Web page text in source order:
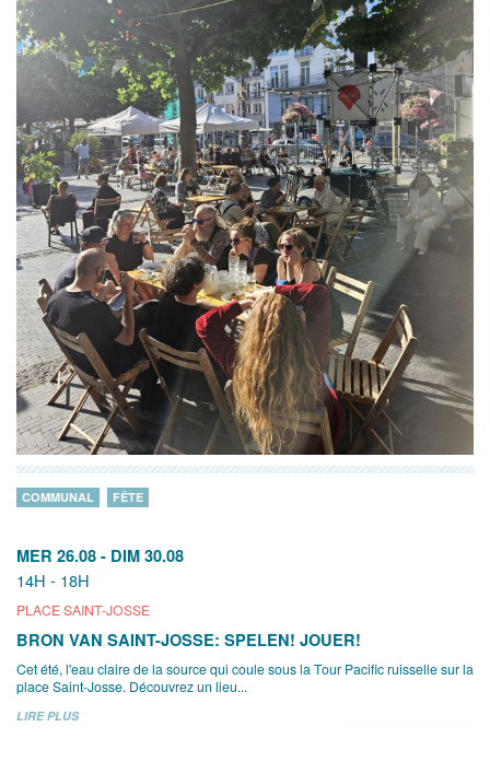
MER 26.08 - DIM 30.08
14H - 18H
PLACE SAINT-JOSSE
COMMUNAL FÊTE
BRON VAN SAINT-JOSSE: SPELEN! JOUER!
Cet été, l'eau claire de la source qui coule sous la Tour Pacific ruisselle sur la
place Saint-Josse. Découvrez un lieu...
LIRE PLUS